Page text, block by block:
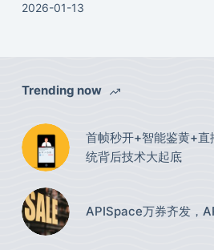
2026-01-13
Trending now
首帧秒开+智能鉴黄+
统背后技术大起底
APISpace万券齐发，